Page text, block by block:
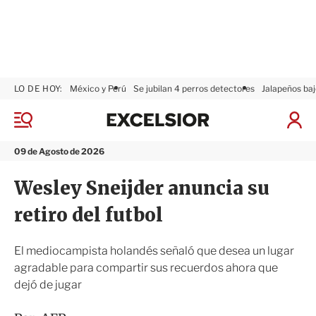
M
n
09 de Agosto de 2026
LO DE HOY: México y Perú Se jubilan 4 perros detectores Jalapeños
I
s
x
i
Wesley Sneijder anuncia su
retiro del futbol
El mediocampista holandés señaló que desea un lugar
agradable para compartir sus recuerdos ahora que
dejó de jugar